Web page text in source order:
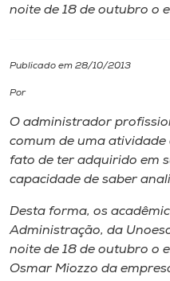
I.nova
Diplomados
CPA
Biblioteca
Editora
noite de 18 de outubro o
Publicado em 28/10/2013
Por
O administrador
comum de uma
fato de ter adquirido em
capacidade de saber
Desta forma, os
Administração, da
noite de 18 de outubro o
Osmar Miozzo da